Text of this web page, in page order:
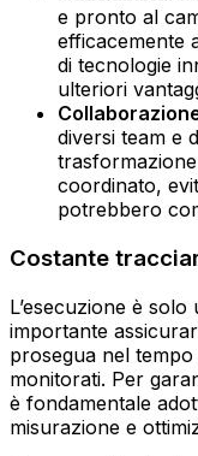
e pronto al
efficacemente
di tecnologie
ulteriori
diversi team e
coordinato,
potrebbero
Costante
L’esecuzione è
importante
prosegua nel
monitorati. Per
è fondamentale
misurazione e